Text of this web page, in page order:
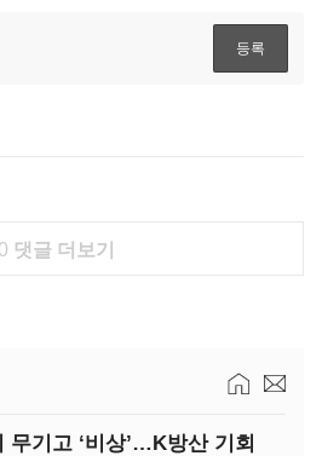
댓글 더보기
무기고 ‘비상’…K방산 기회